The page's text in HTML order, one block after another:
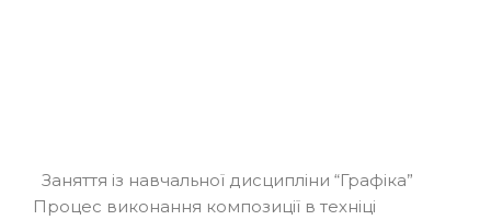
Заняття із навчальної дисципліни “Графіка”
Процес виконання композиції в техніці